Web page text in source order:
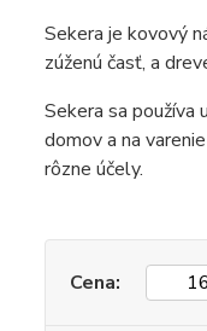
Sekera je kovový
zúženú časť, a
Sekera sa používa
domov a na
rôzne účely.
Cena: